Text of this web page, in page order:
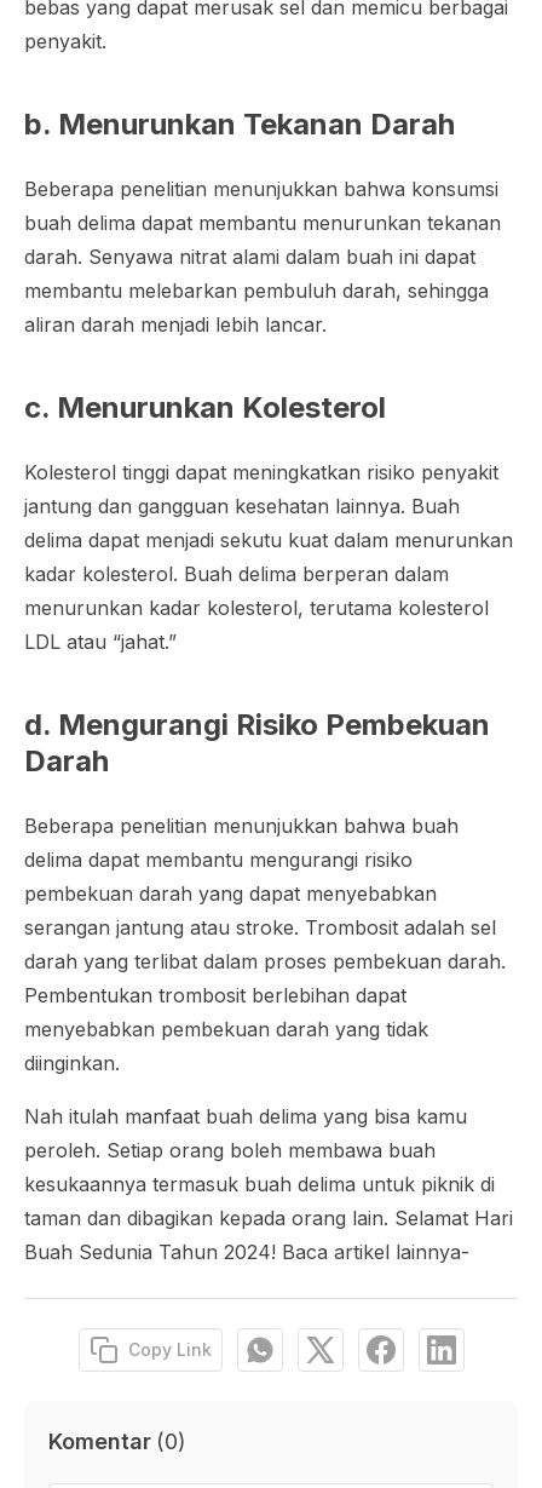
bebas yang dapat merusak sel dan memicu berbagai
penyakit.
b. Menurunkan Tekanan Darah
Beberapa penelitian menunjukkan bahwa konsumsi
buah delima dapat membantu menurunkan tekanan
darah. Senyawa nitrat alami dalam buah ini dapat
membantu melebarkan pembuluh darah, sehingga
aliran darah menjadi lebih lancar.
c. Menurunkan Kolesterol
Kolesterol tinggi dapat meningkatkan risiko penyakit
jantung dan gangguan kesehatan lainnya. Buah
delima dapat menjadi sekutu kuat dalam menurunkan
kadar kolesterol. Buah delima berperan dalam
menurunkan kadar kolesterol, terutama kolesterol
LDL atau “jahat.”
d. Mengurangi Risiko Pembekuan
Darah
Beberapa penelitian menunjukkan bahwa buah
delima dapat membantu mengurangi risiko
pembekuan darah yang dapat menyebabkan
serangan jantung atau stroke. Trombosit adalah sel
darah yang terlibat dalam proses pembekuan darah.
Pembentukan trombosit berlebihan dapat
menyebabkan pembekuan darah yang tidak
diinginkan.
Nah itulah manfaat buah delima yang bisa kamu
peroleh. Setiap orang boleh membawa buah
kesukaannya termasuk buah delima untuk piknik di
taman dan dibagikan kepada orang lain. Selamat Hari
Buah Sedunia Tahun 2024! Baca artikel lainnya-
Copy Link
Komentar (0)